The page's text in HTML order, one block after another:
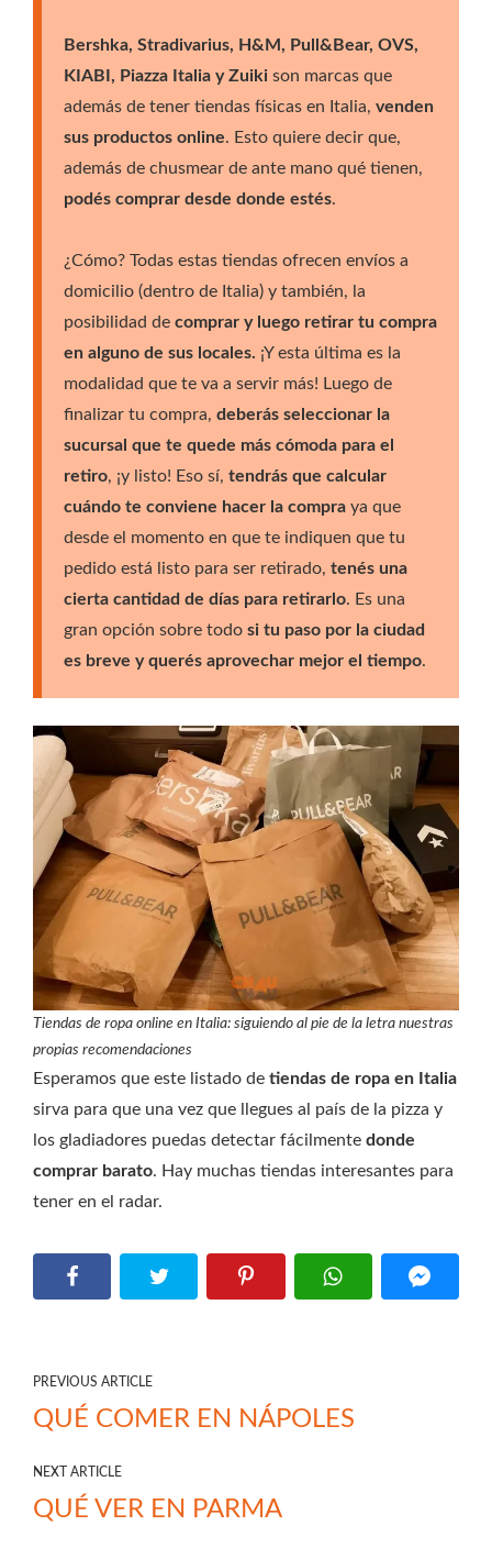
Bershka, Stradivarius, H&M, Pull&Bear, OVS,
KIABI, Piazza Italia y Zuiki son marcas que
además de tener tiendas físicas en Italia, venden
sus productos online. Esto quiere decir que,
además de chusmear de ante mano qué tienen,
podés comprar desde donde estés.
¿Cómo? Todas estas tiendas ofrecen envíos a
domicilio (dentro de Italia) y también, la
posibilidad de comprar y luego retirar tu compra
en alguno de sus locales. ¡Y esta última es la
modalidad que te va a servir más! Luego de
finalizar tu compra, deberás seleccionar la
sucursal que te quede más cómoda para el
retiro, ¡y listo! Eso sí, tendrás que calcular
cuándo te conviene hacer la compra ya que
desde el momento en que te indiquen que tu
pedido está listo para ser retirado, tenés una
cierta cantidad de días para retirarlo. Es una
gran opción sobre todo si tu paso por la ciudad
es breve y querés aprovechar mejor el tiempo.
Tiendas de ropa online en Italia: siguiendo al pie de la letra nuestras
propias recomendaciones
Esperamos que este listado de tiendas de ropa en Italia
sirva para que una vez que llegues al país de la pizza y
los gladiadores puedas detectar fácilmente donde
comprar barato. Hay muchas tiendas interesantes para
tener en el radar.
PREVIOUS ARTICLE
QUÉ COMER EN NÁPOLES
NEXT ARTICLE
QUÉ VER EN PARMA